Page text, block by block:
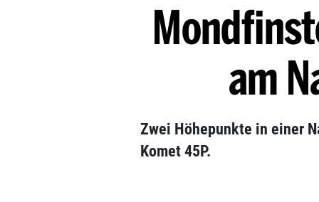
am
Zwei Höhepunkte in einer
Komet 45P.